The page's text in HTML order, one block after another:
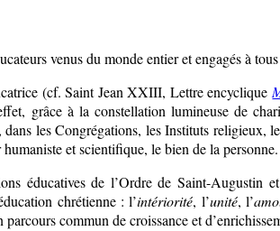
venus du monde entier et engagés à
(cf. Saint Jean XXIII, Lettre encyclique
grâce à la constellation lumineuse de
les Congrégations, les Instituts
et scientifique, le bien de la personne.
éducatives de l’Ordre de Saint-
chrétienne : l’intériorité, l’unité, l’
commun de croissance et